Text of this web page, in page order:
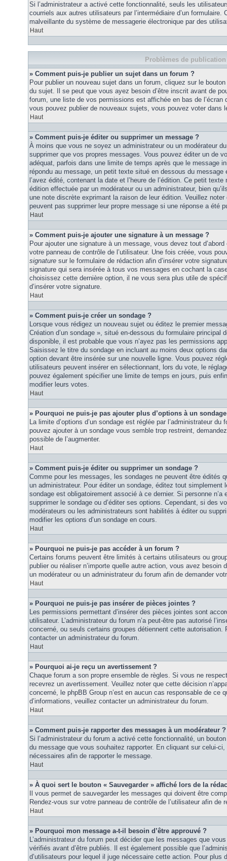
Si l’administrateur a activé cette fonctionnalité, seuls les
courriels aux autres utilisateurs par l’intermédiaire d’un formulaire.
malveillante du système de messagerie électronique par des
Haut
Problèmes de publication
» Comment puis-je publier un sujet dans un forum ?
Pour publier un nouveau sujet dans un forum, cliquez sur le
du sujet. Il se peut que vous ayez besoin d’être inscrit avant de
forum, une liste de vos permissions est affichée en bas de
vous pouvez publier de nouveaux sujets, vous pouvez voter dans
Haut
» Comment puis-je éditer ou supprimer un message ?
À moins que vous ne soyez un administrateur ou un modérateur
supprimer que vos propres messages. Vous pouvez éditer un de
adéquat, parfois dans une limite de temps après que le message
répondu au message, un petit texte situé en dessous du message
l’avez édité, contenant la date et l’heure de l’édition. Ce petit texte
édition effectuée par un modérateur ou un administrateur, bien
une note discrète exprimant la raison de leur édition. Veuillez
peuvent pas supprimer leur propre message si une réponse a été
Haut
» Comment puis-je ajouter une signature à un message ?
Pour ajouter une signature à un message, vous devez tout d’abord
votre panneau de contrôle de l’utilisateur. Une fois créée, vous
signature sur le formulaire de rédaction afin d’insérer votre
signature qui sera insérée à tous vos messages en cochant la
choisissez cette dernière option, il ne vous sera plus utile de
d’insérer votre signature.
Haut
» Comment puis-je créer un sondage ?
Lorsque vous rédigez un nouveau sujet ou éditez le premier
Création d’un sondage », situé en-dessous du formulaire principal
disponible, il est probable que vous n’ayez pas les permissions
Saisissez le titre du sondage en incluant au moins deux options
option devant être insérée sur une nouvelle ligne. Vous pouvez
utilisateurs peuvent insérer en sélectionnant, lors du vote, le
pouvez également spécifier une limite de temps en jours, puis
modifier leurs votes.
Haut
» Pourquoi ne puis-je pas ajouter plus d’options à un
La limite d’options d’un sondage est réglée par l’administrateur
pouvez ajouter à un sondage vous semble trop restreint,
possible de l’augmenter.
Haut
» Comment puis-je éditer ou supprimer un sondage ?
Comme pour les messages, les sondages ne peuvent être édités
un administrateur. Pour éditer un sondage, éditez tout simplement
sondage est obligatoirement associé à ce dernier. Si personne
supprimer le sondage ou d’éditer ses options. Cependant, si des
modérateurs ou les administrateurs sont habilités à éditer ou
modifier les options d’un sondage en cours.
Haut
» Pourquoi ne puis-je pas accéder à un forum ?
Certains forums peuvent être limités à certains utilisateurs ou
publier ou réaliser n’importe quelle autre action, vous avez besoin
un modérateur ou un administrateur du forum afin de demander
Haut
» Pourquoi ne puis-je pas insérer de pièces jointes ?
Les permissions permettant d’insérer des pièces jointes sont
utilisateur. L’administrateur du forum n’a peut-être pas autorisé
concerné, ou seuls certains groupes détiennent cette autorisation.
contacter un administrateur du forum.
Haut
» Pourquoi ai-je reçu un avertissement ?
Chaque forum a son propre ensemble de règles. Si vous ne
recevrez un avertissement. Veuillez noter que cette décision
concerné, le phpBB Group n’est en aucun cas responsable de ce
d’informations, veuillez contacter un administrateur du forum.
Haut
» Comment puis-je rapporter des messages à un modérateur ?
Si l’administrateur du forum a activé cette fonctionnalité, un
du message que vous souhaitez rapporter. En cliquant sur celui-
nécessaires afin de rapporter le message.
Haut
» À quoi sert le bouton « Sauvegarder » affiché lors de la
Il vous permet de sauvegarder les messages qui doivent être
Rendez-vous sur votre panneau de contrôle de l’utilisateur afin de
Haut
» Pourquoi mon message a-t-il besoin d’être approuvé ?
L’administrateur du forum peut décider que les messages que
vérifiés avant d’être publiés. Il est également possible que
d’utilisateurs pour lequel il juge nécessaire cette action. Pour plus